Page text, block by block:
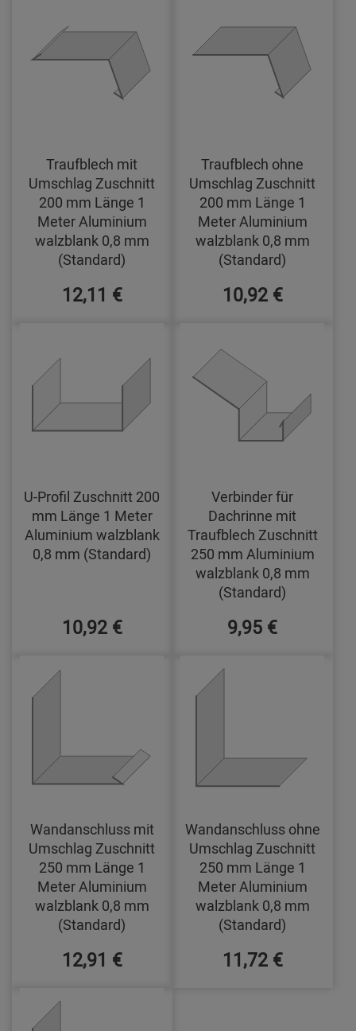
Traufblech mit
Umschlag Zuschnitt
200 mm Länge 1
Meter Aluminium
walzblank 0,8 mm
(Standard)
12,11 €
Traufblech ohne
Umschlag Zuschnitt
200 mm Länge 1
Meter Aluminium
walzblank 0,8 mm
(Standard)
10,92 €
U-Profil Zuschnitt 200
mm Länge 1 Meter
Aluminium walzblank
0,8 mm (Standard)
10,92 €
Verbinder für
Dachrinne mit
Traufblech Zuschnitt
250 mm Aluminium
walzblank 0,8 mm
(Standard)
9,95 €
Wandanschluss mit
Umschlag Zuschnitt
250 mm Länge 1
Meter Aluminium
walzblank 0,8 mm
(Standard)
12,91 €
Wandanschluss ohne
Umschlag Zuschnitt
250 mm Länge 1
Meter Aluminium
walzblank 0,8 mm
(Standard)
11,72 €